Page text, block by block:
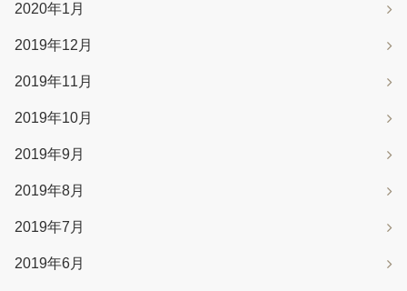
2020年1月
2019年12月
2019年11月
2019年10月
2019年9月
2019年8月
2019年7月
2019年6月